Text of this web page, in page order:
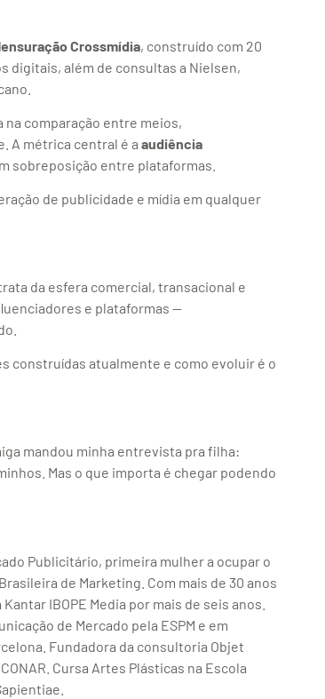
Crossmídia, construído com 20
digitais, além de consultas a Nielsen,
comparação entre meios,
A métrica central é a audiência
sobreposição entre plataformas.
de publicidade e mídia em qualquer
da esfera comercial, transacional e
e plataformas —
construídas atualmente e como evoluir é o
mandou minha entrevista pra filha:
Mas o que importa é chegar podendo
Publicitário, primeira mulher a ocupar o
de Marketing. Com mais de 30 anos
IBOPE Media por mais de seis anos.
de Mercado pela ESPM e em
Fundadora da consultoria Objet
Cursa Artes Plásticas na Escola